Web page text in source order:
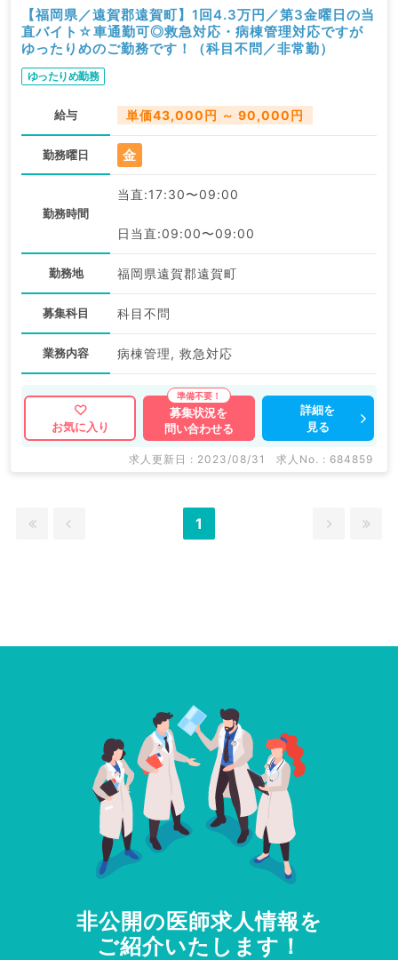
【福岡県／遠賀郡遠賀町】1回4.3万円／第3金曜日の当
直バイト☆車通勤可◎救急対応・病棟管理対応ですが
ゆったりめのご勤務です！（科目不問／非常勤）
ゆったりめ勤務
給与 単価43,000円 ～ 90,000円
勤務曜日 金
勤務時間
当直:17:30〜09:00
日当直:09:00〜09:00
勤務地 福岡県遠賀郡遠賀町
募集科目 科目不問
業務内容 病棟管理, 救急対応
お気に入り
募集状況を
問い合わせる
詳細を
見る
求人更新日 : 2023/08/31 求人No. : 684859
1
非公開の医師求人情報を
ご紹介いたします！